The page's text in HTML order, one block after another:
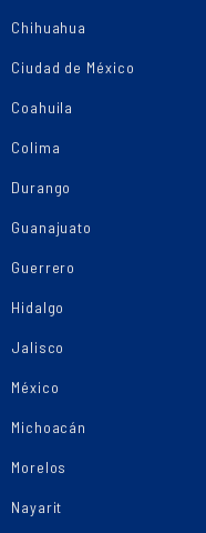
Chihuahua
Ciudad de México
Coahuila
Colima
Durango
Guanajuato
Guerrero
Hidalgo
Jalisco
México
Michoacán
Morelos
Nayarit